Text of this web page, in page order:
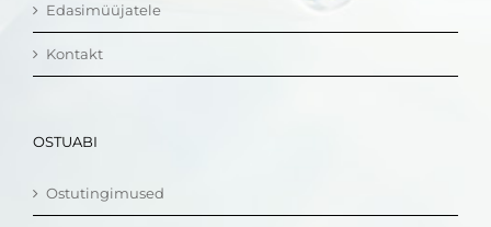
Edasimüüjatele
Kontakt
OSTUABI
Ostutingimused